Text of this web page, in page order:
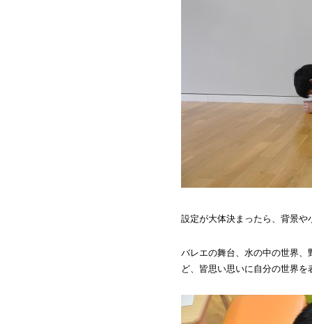
設定が大体決まったら、背景
バレエの舞台、水の中の世界
ど、皆思い思いに自分の世界